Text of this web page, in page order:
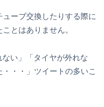
ーブ交換したりする際に
とはありません。
い」「タイヤが外れな
・・」ツイートの多いこ